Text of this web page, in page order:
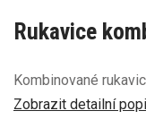
Rukavice
Kombinované
Zobrazit detailní